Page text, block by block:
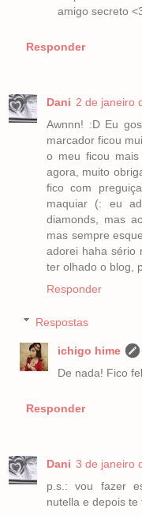
amigo secreto
Responder
Dani 2 de janeiro
Awnnn! :D Eu
marcador ficou
o meu ficou
agora, muito
fico com
maquiar (: eu
diamonds, mas
mas sempre
adorei haha sério
ter olhado o blog,
Responder
Respostas
ichigo hime
De nada! Fico
Responder
Dani 3 de janeiro
p.s.: vou fazer
nutella e depois